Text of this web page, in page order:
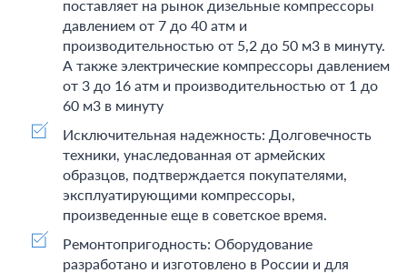
поставляет на рынок дизельные компрессоры
давлением от 7 до 40 атм и
производительностью от 5,2 до 50 м3 в минуту.
А также электрические компрессоры давлением
от 3 до 16 атм и производительностью от 1 до
60 м3 в минуту
Исключительная надежность: Долговечность
техники, унаследованная от армейских
образцов, подтверждается покупателями,
эксплуатирующими компрессоры,
произведенные еще в советское время.
Ремонтопригодность: Оборудование
разработано и изготовлено в России и для